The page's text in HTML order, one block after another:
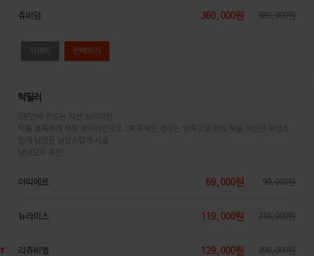
자세히
쥬비덤 360,000원 589,000원
턱필러
5분만에 만드는 턱선 브이라인
턱을 뾰족하게 채워 브이라인으로 OR 무턱인 경우는 앞쪽으로 채워 턱을 여성은 여성스
럽게 남성은 남성스럽게 시술
남녀모두 추천!
아띠에르 69,000원 99,000원
뉴라미스 119,000원 210,000원
리쥬비엘 129,000원 390,000원